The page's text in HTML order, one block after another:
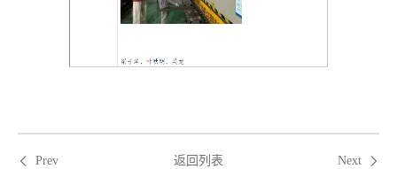
Prev 返回列表 Next